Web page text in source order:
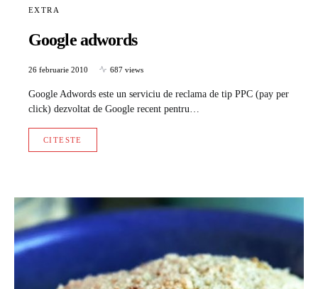
EXTRA
Google adwords
26 februarie 2010 687 views
Google Adwords este un serviciu de reclama de tip PPC (pay per
click) dezvoltat de Google recent pentru…
CITESTE